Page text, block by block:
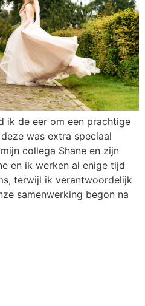
ik de eer om een prachtige
was extra speciaal
collega Shane en zijn
en ik werken al enige tijd
terwijl ik verantwoordelijk
samenwerking begon na